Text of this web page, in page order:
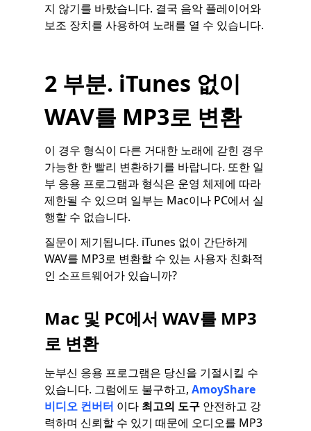
지 않기를 바랐습니다. 결국 음악 플레이어와
보조 장치를 사용하여 노래를 열 수 있습니다.
2 부분. iTunes 없이
WAV를 MP3로 변환
이 경우 형식이 다른 거대한 노래에 갇힌 경우
가능한 한 빨리 변환하기를 바랍니다. 또한 일
부 응용 프로그램과 형식은 운영 체제에 따라
제한될 수 있으며 일부는 Mac이나 PC에서 실
행할 수 없습니다.
질문이 제기됩니다. iTunes 없이 간단하게
WAV를 MP3로 변환할 수 있는 사용자 친화적
인 소프트웨어가 있습니까?
Mac 및 PC에서 WAV를 MP3
로 변환
눈부신 응용 프로그램은 당신을 기절시킬 수
있습니다. 그럼에도 불구하고, AmoyShare
비디오 컨버터 이다 최고의 도구 안전하고 강
력하며 신뢰할 수 있기 때문에 오디오를 MP3